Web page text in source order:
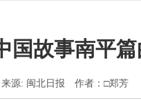
国故事南平
来源: 闽北日报 作者：□郑芳